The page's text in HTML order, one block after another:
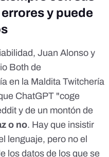
y puede
Juan Alonso y
Both de
en la Maldita Twitchería
ChatGPT "coge
y de un montón de
o no. Hay que insistir
lenguaje, pero no el
los datos de los que se